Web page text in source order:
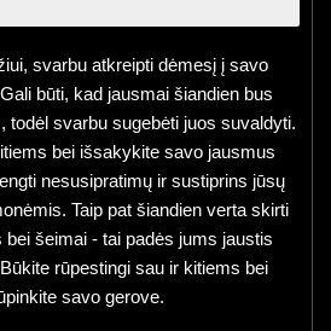
svarbu atkreipti dėmesį į savo
būti, kad jausmai šiandien bus
todėl svarbu sugebėti juos suvaldyti.
bei išsakykite savo jausmus
nesusipratimų ir sustiprins jūsų
Taip pat šiandien verta skirti
šeimai - tai padės jums jaustis
rūpestingi sau ir kitiems bei
savo gerove.